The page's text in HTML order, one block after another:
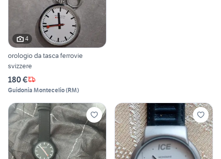
4
orologio da tasca ferrovie
svizzere
180 €
Guidonia Montecelio(RM)